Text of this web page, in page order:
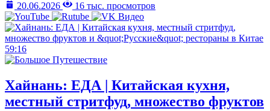
20.06.2026
16 тыс. просмотров
59:16
Хайнань: ЕДА | Китайская кухня,
местный стритфуд, множество фруктов